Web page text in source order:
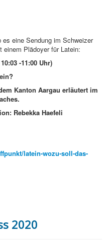
eine Sendung im Schweizer
einem Plädoyer für Latein:
-11:00 Uhr)
Kanton Aargau erläutert im
Rebekka Haefeli
latein-wozu-soll-das-
2020